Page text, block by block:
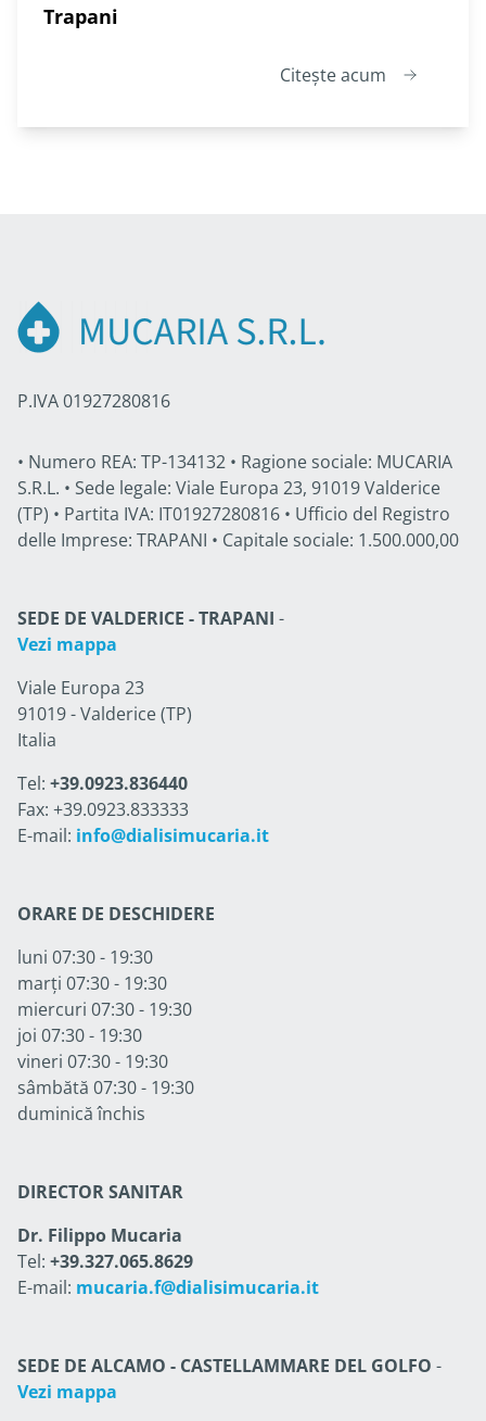
Trapani
Citește acum
P.IVA 01927280816
• Numero REA: TP-134132 • Ragione sociale: MUCARIA
S.R.L. • Sede legale: Viale Europa 23, 91019 Valderice
(TP) • Partita IVA: IT01927280816 • Ufficio del Registro
delle Imprese: TRAPANI • Capitale sociale: 1.500.000,00
SEDE DE VALDERICE - TRAPANI -
Vezi mappa
Viale Europa 23
91019 - Valderice (TP)
Italia
Tel: +39.0923.836440
Fax: +39.0923.833333
E-mail: info@dialisimucaria.it
ORARE DE DESCHIDERE
luni 07:30 - 19:30
marți 07:30 - 19:30
miercuri 07:30 - 19:30
joi 07:30 - 19:30
vineri 07:30 - 19:30
sâmbătă 07:30 - 19:30
duminică închis
DIRECTOR SANITAR
Dr. Filippo Mucaria
Tel: +39.327.065.8629
E-mail: mucaria.f@dialisimucaria.it
SEDE DE ALCAMO - CASTELLAMMARE DEL GOLFO -
Vezi mappa